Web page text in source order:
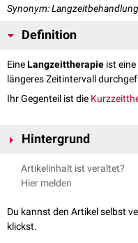
Synonym: Langzeitbehandlung
Definition
EineLangzeittherapie ist
längeres Zeitintervall
Ihr Gegenteil ist die
Hintergrund
Der Schwellwert, ab dem eine
wird, ist nicht fest definiert,
Pharmakotherapie spricht man
von 4-6 Monaten von einer
Artikelinhalt ist veraltet?
Hier melden
Du kannst den Artikel selbst
klickst.